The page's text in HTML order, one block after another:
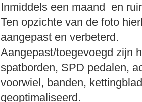
Inmiddels een maand en
Ten opzichte van de foto
aangepast en verbeterd.
Aangepast/toegevoegd zijn
spatborden, SPD pedalen,
voorwiel, banden,
geoptimaliseerd.